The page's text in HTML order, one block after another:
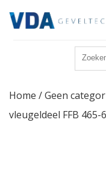
Reparatie
Home /Geen
vleugeldeel FFB 465-